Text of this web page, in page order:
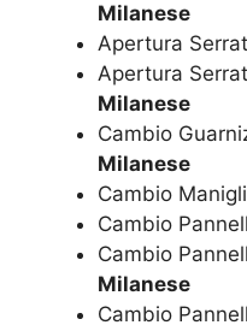
Milanese
Apertura
Apertura
Milanese
Cambio
Milanese
Cambio
Cambio
Cambio
Milanese
Cambio